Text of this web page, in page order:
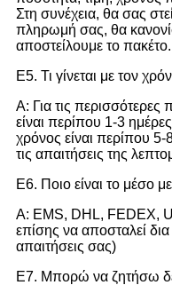
Στη συνέχεια, θα σας
πληρωμή σας, θα
αποστείλουμε το πακέτο.
Ε5. Τι γίνεται με τον
Α: Για τις περισσότερες
είναι περίπου 1-3
χρόνος είναι περίπου
τις απαιτήσεις της
Ε6. Ποιο είναι το μέσο
Α: EMS, DHL, FEDEX,
επίσης να αποσταλεί
απαιτήσεις σας)
Ε7. Μπορώ να ζητήσω